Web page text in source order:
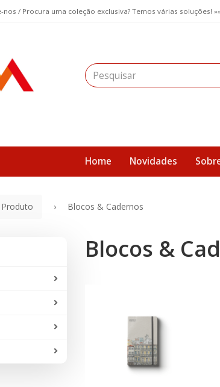
/ Procura uma coleção exclusiva? Temos várias
Home Novidades
Blocos & Cadernos
Blocos &